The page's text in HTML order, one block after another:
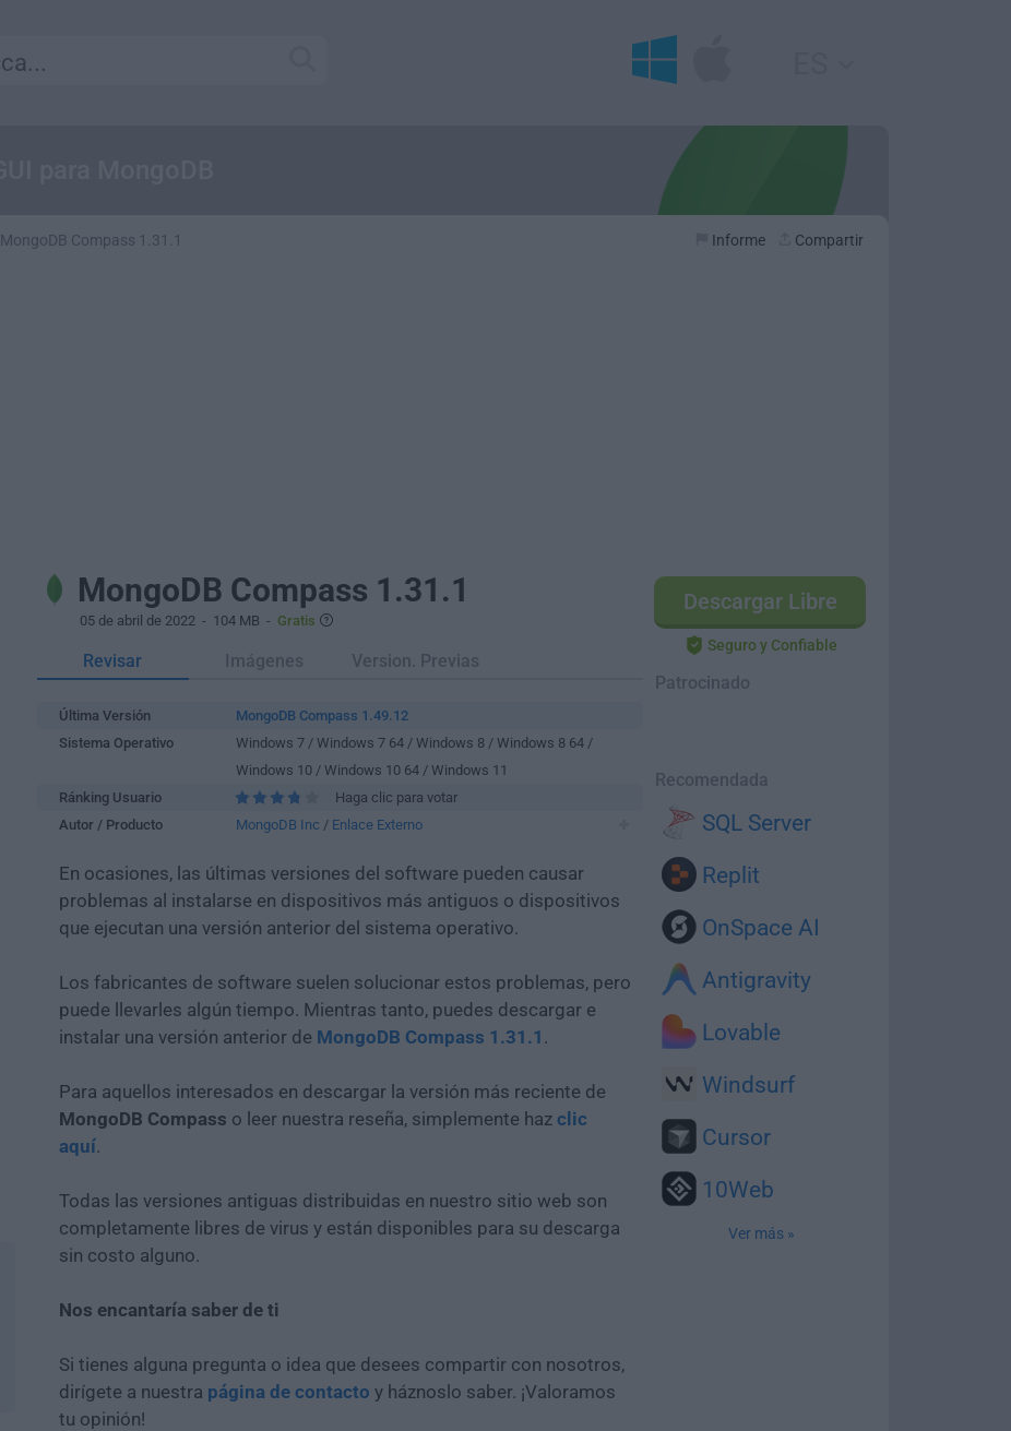
MongoDB Compass 1.31.1 Informe Compartir
Descargar Libre
Seguro y Confiable
Patrocinado
Recomendada
SQL Server
Replit
OnSpace AI
Antigravity
Lovable
Windsurf
Cursor
10Web
Ver más »
MongoDB Compass 1.31.1
05 de abril de 2022 - 104 MB - Gratis
Revisar Imágenes Version. Previas
Última Versión
MongoDB Compass 1.49.12
Sistema Operativo
Windows 7 / Windows 7 64 / Windows 8 / Windows 8 64 /
Windows 10 / Windows 10 64 / Windows 11
Ránking Usuario
Haga clic para votar
Autor / Producto
MongoDB Inc / Enlace Externo
En ocasiones, las últimas versiones del software pueden causar
problemas al instalarse en dispositivos más antiguos o dispositivos
que ejecutan una versión anterior del sistema operativo.
Los fabricantes de software suelen solucionar estos problemas, pero
puede llevarles algún tiempo. Mientras tanto, puedes descargar e
instalar una versión anterior de MongoDB Compass 1.31.1 .
Para aquellos interesados en descargar la versión más reciente de
MongoDB Compass o leer nuestra reseña, simplemente haz clic
aquí.
Todas las versiones antiguas distribuidas en nuestro sitio web son
completamente libres de virus y están disponibles para su descarga
sin costo alguno.
Nos encantaría saber de ti
Si tienes alguna pregunta o idea que desees compartir con nosotros,
dirígete a nuestra página de contacto y háznoslo saber. ¡Valoramos
tu opinión!